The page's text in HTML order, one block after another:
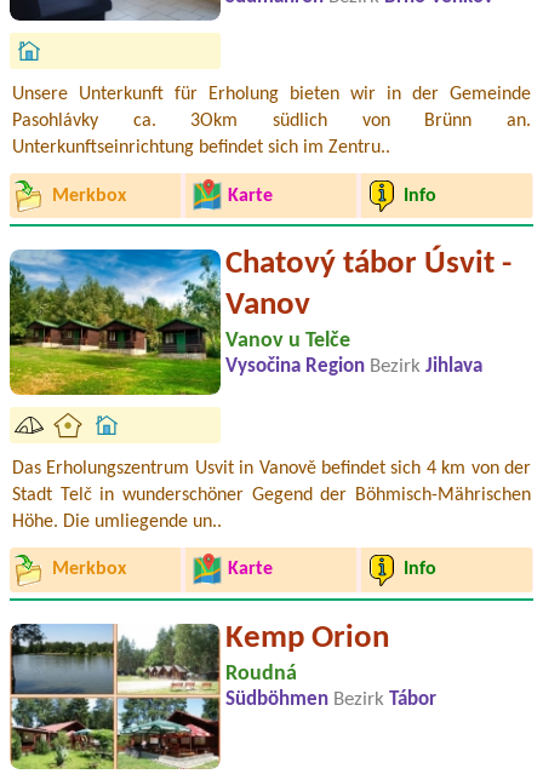
Unsere Unterkunft für Erholung bieten wir in der Gemeinde
Pasohlávky ca. 3Okm südlich von Brünn an.
Unterkunftseinrichtung befindet sich im Zentru..
Merkbox Karte Info
Chatový tábor Úsvit -
Vanov
Vanov u Telče
Vysočina Region Bezirk Jihlava
Das Erholungszentrum Usvit in Vanově befindet sich 4 km von der
Stadt Telč in wunderschöner Gegend der Böhmisch-Mährischen
Höhe. Die umliegende un..
Merkbox Karte Info
Kemp Orion
Roudná
Südböhmen Bezirk Tábor